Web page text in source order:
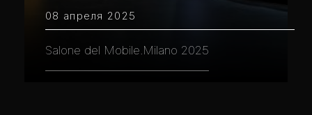
08 апреля 2025
Salone del Mobile.Milano 2025